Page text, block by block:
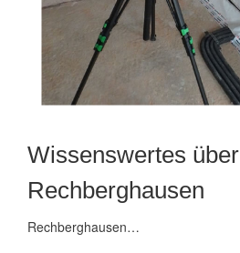
Wissenswertes über
Rechberghausen
Rechberghausen…